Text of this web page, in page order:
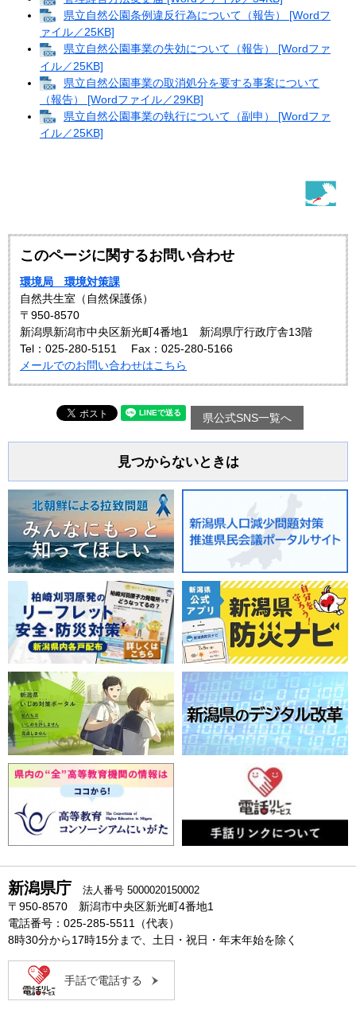
県立自然公園条例違反行為について（報告） [Wordフ
ァイル／25KB]
県立自然公園事業の失効について（報告） [Wordファ
イル／25KB]
県立自然公園事業の取消処分を要する事案について
（報告） [Wordファイル／29KB]
県立自然公園事業の執行について（副申） [Wordファ
イル／25KB]
このページに関するお問い合わせ
環境局 環境対策課
自然共生室（自然保護係）
〒950-8570
新潟県新潟市中央区新光町4番地1 新潟県庁行政庁舎13階
Tel：025-280-5151
Fax：025-280-5166
メールでのお問い合わせはこちら
県公式SNS一覧へ
見つからないときは
新潟県庁 法人番号 5000020150002
〒950-8570 新潟市中央区新光町4番地1
電話番号：025-285-5511（代表）
8時30分から17時15分まで、土日・祝日・年末年始を除く
手話で電話する